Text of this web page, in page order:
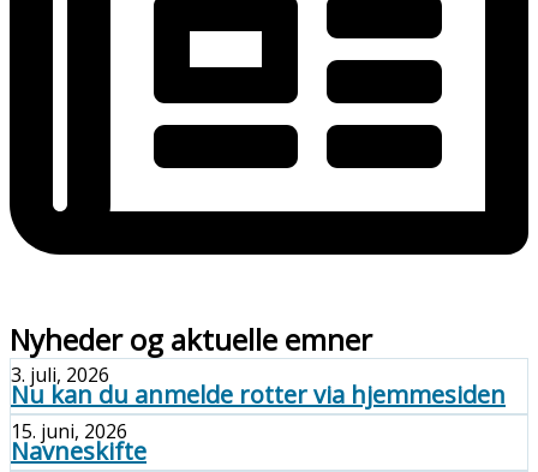
Nyheder og aktuelle emner
3. juli, 2026
Nu kan du anmelde rotter via hjemmesiden
15. juni, 2026
Navneskifte